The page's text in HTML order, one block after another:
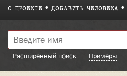
О ПРОЕКТЕ ДОБАВИТЬ ЧЕЛОВЕКА
Расширенный поиск
Примеры